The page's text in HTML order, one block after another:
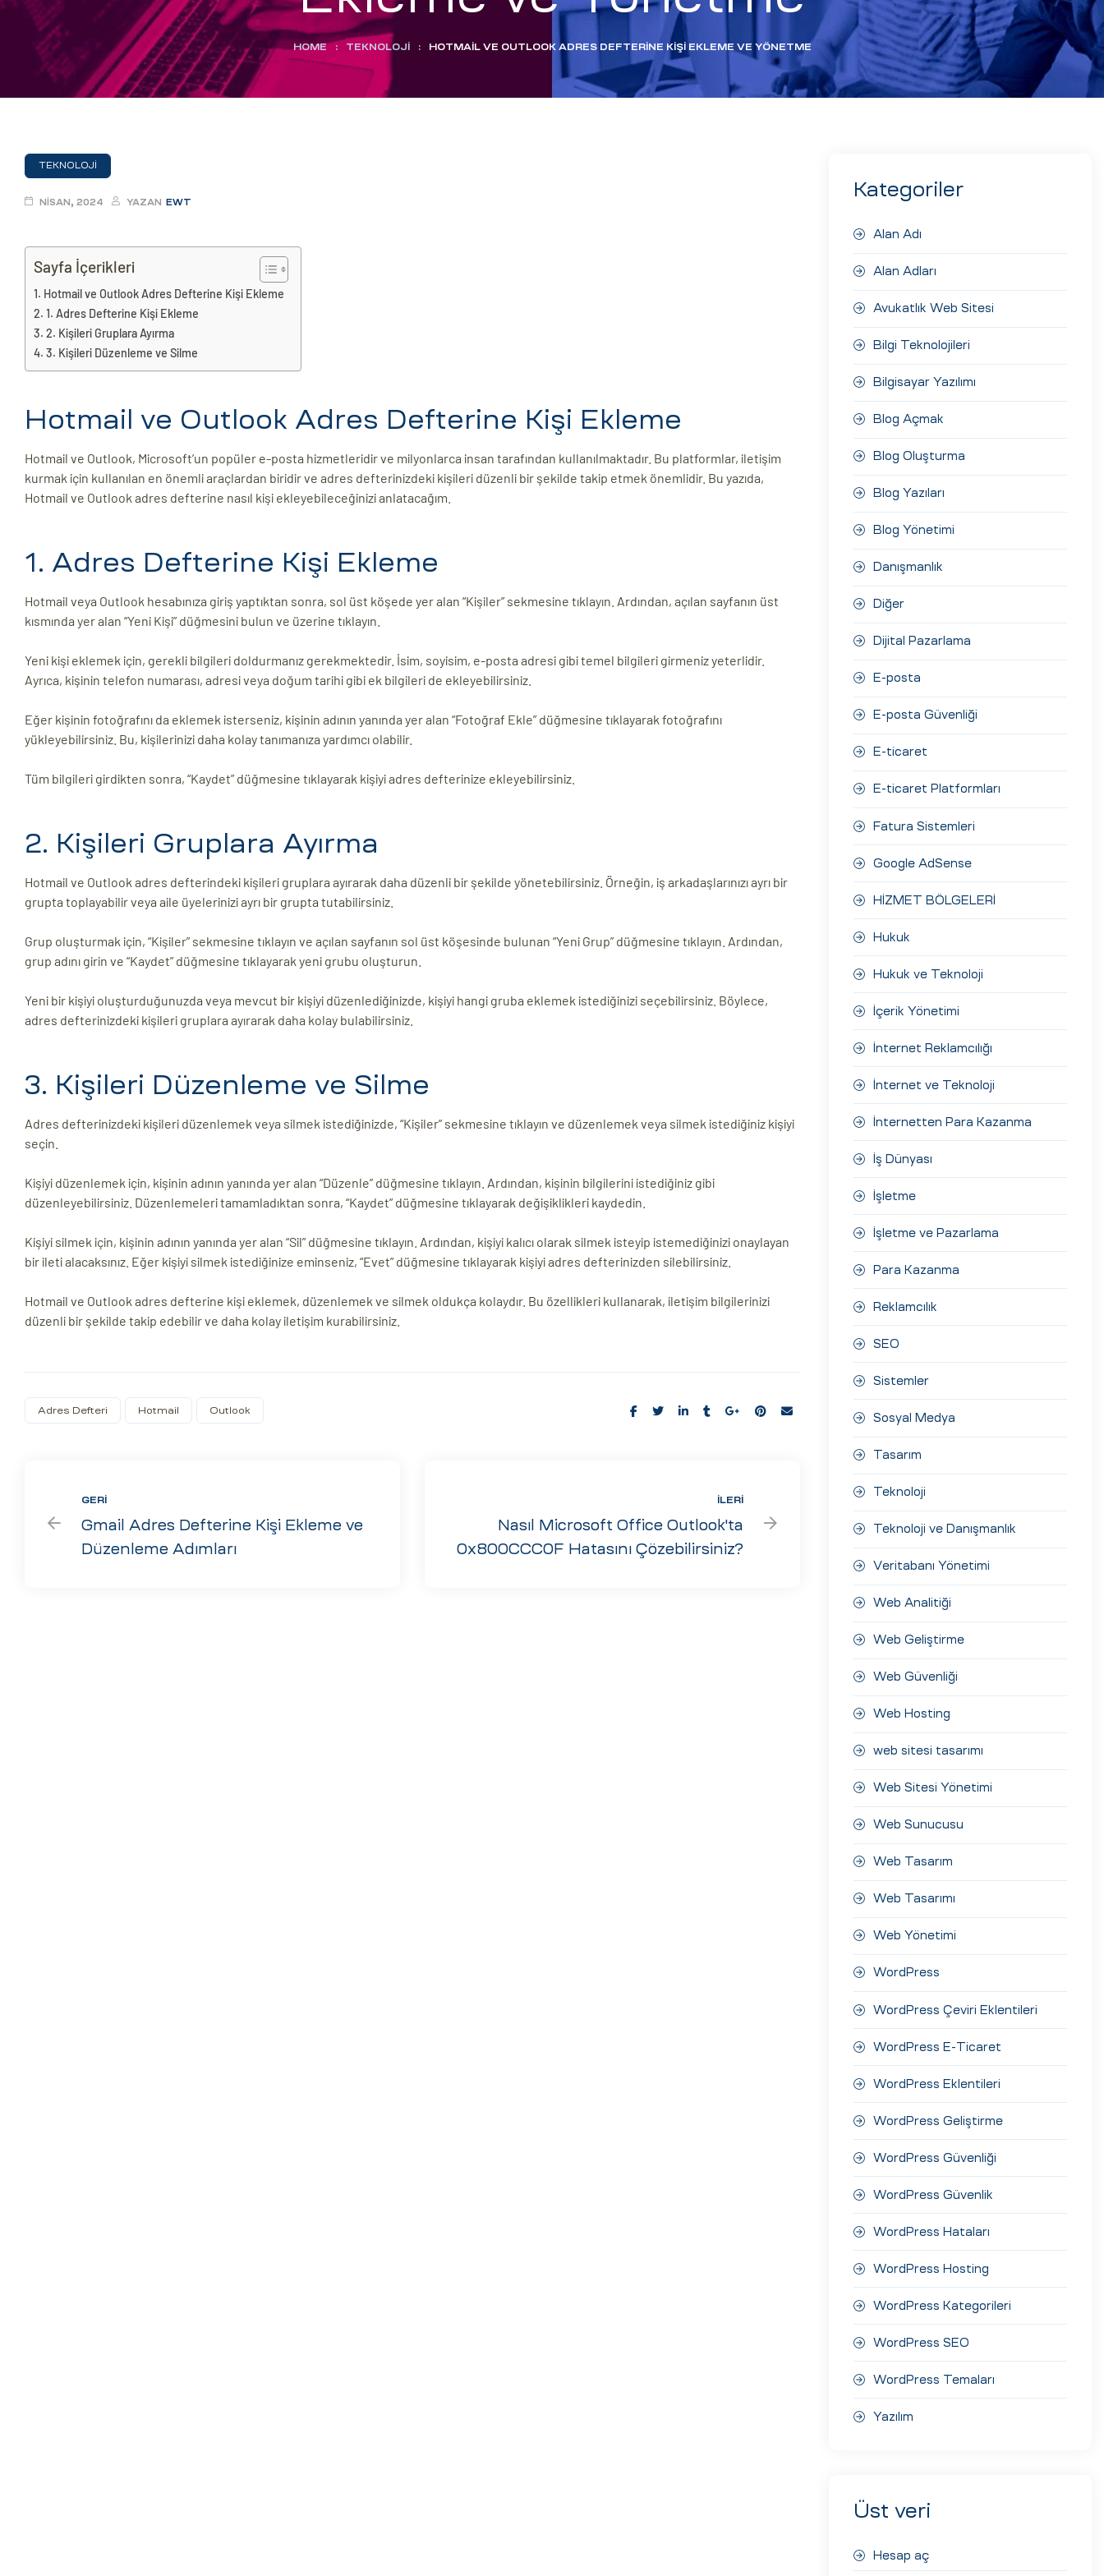
Aday
HOME : TEKNOLOJI : HOTMAIL VE OUTLOOK ADRES DEFTERINE KIŞI EKLEME VE YÖNETME
TEKNOLOJI
NISAN, 2024 YAZAN EWT
Sayfa İçerikleri
Hotmail ve Outlook Adres Defterine Kişi Ekleme
1. Adres Defterine Kişi Ekleme
2. Kişileri Gruplara Ayırma
3. Kişileri Düzenleme ve Silme
Hotmail ve Outlook Adres Defterine Kişi Ekleme
Hotmail ve Outlook, Microsoft’un popüler e-posta hizmetleridir ve milyonlarca insan tarafından kullanılmaktadır. Bu platformlar, iletişim
kurmak için kullanılan en önemli araçlardan biridir ve adres defterinizdeki kişileri düzenli bir şekilde takip etmek önemlidir. Bu yazıda,
Hotmail ve Outlook adres defterine nasıl kişi ekleyebileceğinizi anlatacağım.
1. Adres Defterine Kişi Ekleme
Hotmail veya Outlook hesabınıza giriş yaptıktan sonra, sol üst köşede yer alan “Kişiler” sekmesine tıklayın. Ardından, açılan sayfanın üst
kısmında yer alan “Yeni Kişi” düğmesini bulun ve üzerine tıklayın.
Yeni kişi eklemek için, gerekli bilgileri doldurmanız gerekmektedir. İsim, soyisim, e-posta adresi gibi temel bilgileri girmeniz yeterlidir.
Ayrıca, kişinin telefon numarası, adresi veya doğum tarihi gibi ek bilgileri de ekleyebilirsiniz.
Eğer kişinin fotoğrafını da eklemek isterseniz, kişinin adının yanında yer alan “Fotoğraf Ekle” düğmesine tıklayarak fotoğrafını
yükleyebilirsiniz. Bu, kişilerinizi daha kolay tanımanıza yardımcı olabilir.
Tüm bilgileri girdikten sonra, “Kaydet” düğmesine tıklayarak kişiyi adres defterinize ekleyebilirsiniz.
2. Kişileri Gruplara Ayırma
Hotmail ve Outlook adres defterindeki kişileri gruplara ayırarak daha düzenli bir şekilde yönetebilirsiniz. Örneğin, iş arkadaşlarınızı ayrı bir
grupta toplayabilir veya aile üyelerinizi ayrı bir grupta tutabilirsiniz.
Grup oluşturmak için, “Kişiler” sekmesine tıklayın ve açılan sayfanın sol üst köşesinde bulunan “Yeni Grup” düğmesine tıklayın. Ardından,
grup adını girin ve “Kaydet” düğmesine tıklayarak yeni grubu oluşturun.
Yeni bir kişiyi oluşturduğunuzda veya mevcut bir kişiyi düzenlediğinizde, kişiyi hangi gruba eklemek istediğinizi seçebilirsiniz. Böylece,
adres defterinizdeki kişileri gruplara ayırarak daha kolay bulabilirsiniz.
3. Kişileri Düzenleme ve Silme
Adres defterinizdeki kişileri düzenlemek veya silmek istediğinizde, “Kişiler” sekmesine tıklayın ve düzenlemek veya silmek istediğiniz kişiyi
seçin.
Kişiyi düzenlemek için, kişinin adının yanında yer alan “Düzenle” düğmesine tıklayın. Ardından, kişinin bilgilerini istediğiniz gibi
düzenleyebilirsiniz. Düzenlemeleri tamamladıktan sonra, “Kaydet” düğmesine tıklayarak değişiklikleri kaydedin.
Kişiyi silmek için, kişinin adının yanında yer alan “Sil” düğmesine tıklayın. Ardından, kişiyi kalıcı olarak silmek isteyip istemediğinizi onaylayan
bir ileti alacaksınız. Eğer kişiyi silmek istediğinize eminseniz, “Evet” düğmesine tıklayarak kişiyi adres defterinizden silebilirsiniz.
Hotmail ve Outlook adres defterine kişi eklemek, düzenlemek ve silmek oldukça kolaydır. Bu özellikleri kullanarak, iletişim bilgilerinizi
düzenli bir şekilde takip edebilir ve daha kolay iletişim kurabilirsiniz.
Adres Defteri Hotmail Outlook
Share:
GERI
Gmail Adres Defterine Kişi Ekleme ve
Düzenleme Adımları
İLERI
Nasıl Microsoft Office Outlook'ta
0x800CCC0F Hatasını Çözebilirsiniz?
Kategoriler
Alan Adı
Alan Adları
Avukatlık Web Sitesi
Bilgi Teknolojileri
Bilgisayar Yazılımı
Blog Açmak
Blog Oluşturma
Blog Yazıları
Blog Yönetimi
Danışmanlık
Diğer
Dijital Pazarlama
E-posta
E-posta Güvenliği
E-ticaret
E-ticaret Platformları
Fatura Sistemleri
Google AdSense
HİZMET BÖLGELERİ
Hukuk
Hukuk ve Teknoloji
İçerik Yönetimi
İnternet Reklamcılığı
İnternet ve Teknoloji
İnternetten Para Kazanma
İş Dünyası
İşletme
İşletme ve Pazarlama
Para Kazanma
Reklamcılık
SEO
Sistemler
Sosyal Medya
Tasarım
Teknoloji
Teknoloji ve Danışmanlık
Veritabanı Yönetimi
Web Analitiği
Web Geliştirme
Web Güvenliği
Web Hosting
web sitesi tasarımı
Web Sitesi Yönetimi
Web Sunucusu
Web Tasarım
Web Tasarımı
Web Yönetimi
WordPress
WordPress Çeviri Eklentileri
WordPress E-Ticaret
WordPress Eklentileri
WordPress Geliştirme
WordPress Güvenliği
WordPress Güvenlik
WordPress Hataları
WordPress Hosting
WordPress Kategorileri
WordPress SEO
WordPress Temaları
Yazılım
Üst veri
Hesap aç